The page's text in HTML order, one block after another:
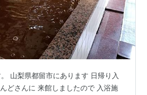
山梨県都留市にあります 日帰り入
どさんに 来館しましたので 入浴施